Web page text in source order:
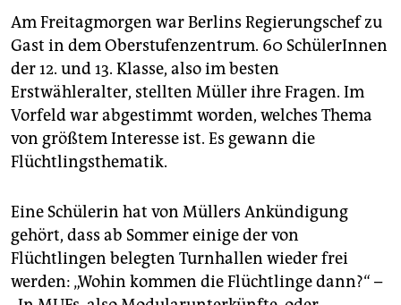
Am Freitagmorgen war Berlins Regierungschef zu
Gast in dem Oberstufenzentrum. 60 SchülerInnen
der 12. und 13. Klasse, also im besten
Erstwähleralter, stellten Müller ihre Fragen. Im
Vorfeld war abgestimmt worden, welches Thema
von größtem Interesse ist. Es gewann die
Flüchtlingsthematik.
Eine Schülerin hat von Müllers Ankündigung
gehört, dass ab Sommer einige der von
Flüchtlingen belegten Turnhallen wieder frei
werden: „Wohin kommen die Flüchtlinge dann?“ –